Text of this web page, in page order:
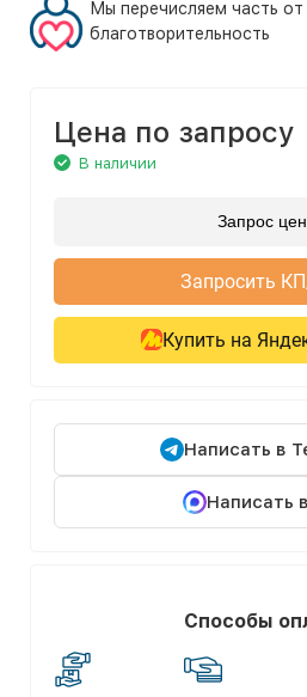
Мы перечисляем часть от
благотворительность
Цена по запросу
В наличии
Запрос
Запросить
Купить на
Написать в
Написать
Способы